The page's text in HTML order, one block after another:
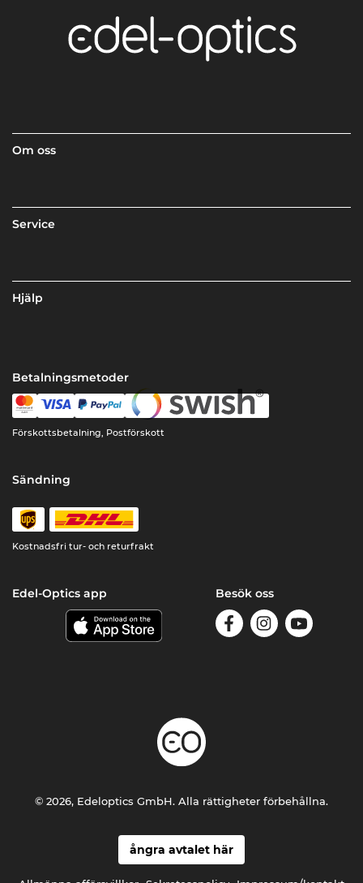
Om oss
Service
Hjälp
Betalningsmetoder
Förskottsbetalning, Postförskott
Sändning
Kostnadsfri tur- och returfrakt
Edel-Optics app Besök oss
ångra avtalet här
© 2026, Edeloptics GmbH. Alla rättigheter förbehållna.